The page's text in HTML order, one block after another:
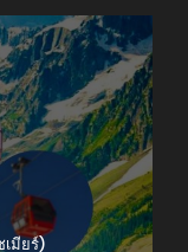
มียร์)